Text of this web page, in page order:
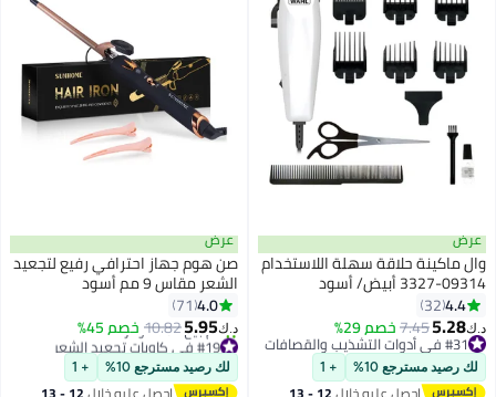
عرض
وال ماكينة حلاقة سهلة اللاستخدام
09314-3327 أبيض/ أسود
4.4
32
د.ك‏5.28
7.45خصم 29%
#31 في أدوات التشذيب والقصافات
#31 في أدوات التشذيب والقصافات
لك رصيد مسترجع 10% + 1
عرض
صن هوم جهاز احترافي رفيع لتجعيد
الشعر مقاس 9 مم أسود
4.0
71
د.ك‏5.95
10.82خصم 45% #19 في كاويات تجعيد الشعر
أقل سعر في 30 يوم
تم بيع +70 مؤخرًا
لك رصيد مسترجع 10% + 1